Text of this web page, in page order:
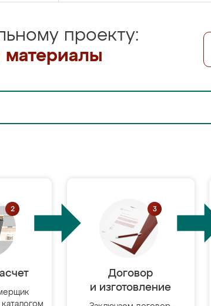
проекту:
Договор
и изготовление